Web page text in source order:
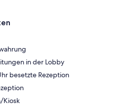
in der Lobby
besetzte Rezeption
Kiosk